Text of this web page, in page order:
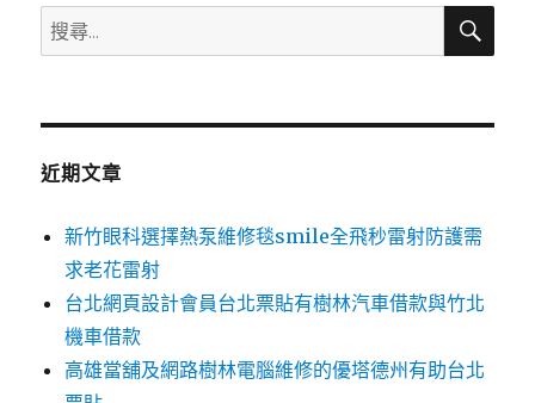
搜
尋
鍵
搜
近期文章
新竹眼科選擇熱泵維修毯smile全飛秒雷射防護需
求老花雷射
台北網頁設計會員台北票貼有樹林汽車借款與竹北
機車借款
高雄當舖及網路樹林電腦維修的優塔德州有助台北